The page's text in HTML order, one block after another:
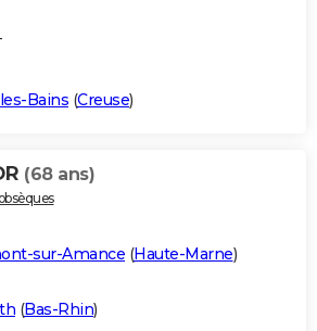
Bains (Creuse)
(68 ans)
sur-Amance (Haute-Marne)
(Bas-Rhin)